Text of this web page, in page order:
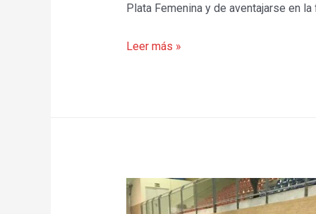
Plata Femenina y de aventajarse en
El
el
campeonato
Leer más »